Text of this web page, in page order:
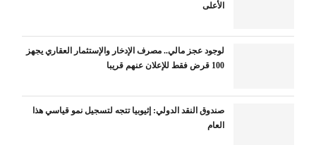
الأعلى
لوجود عجز مالي.. مصرف الإدخار والإستثمار العقاري يجهز
100 قرض فقط للإعلان عنهم قريبا
صندوق النقد الدولي: إثيوبيا تتجه لتسجيل نمو قياسي هذا
العام